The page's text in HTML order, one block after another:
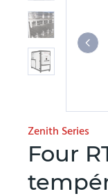
Zenith Series
Four